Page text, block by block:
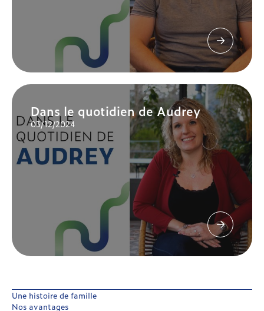
Dans le quotidien de Audrey
03/12/2024
Une histoire de famille
Nos avantages